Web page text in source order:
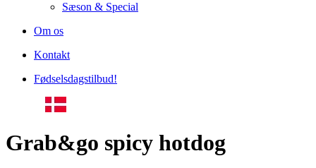
Sæson & Special
Om os
Kontakt
Fødselsdagstilbud!
Grab&go spicy hotdog